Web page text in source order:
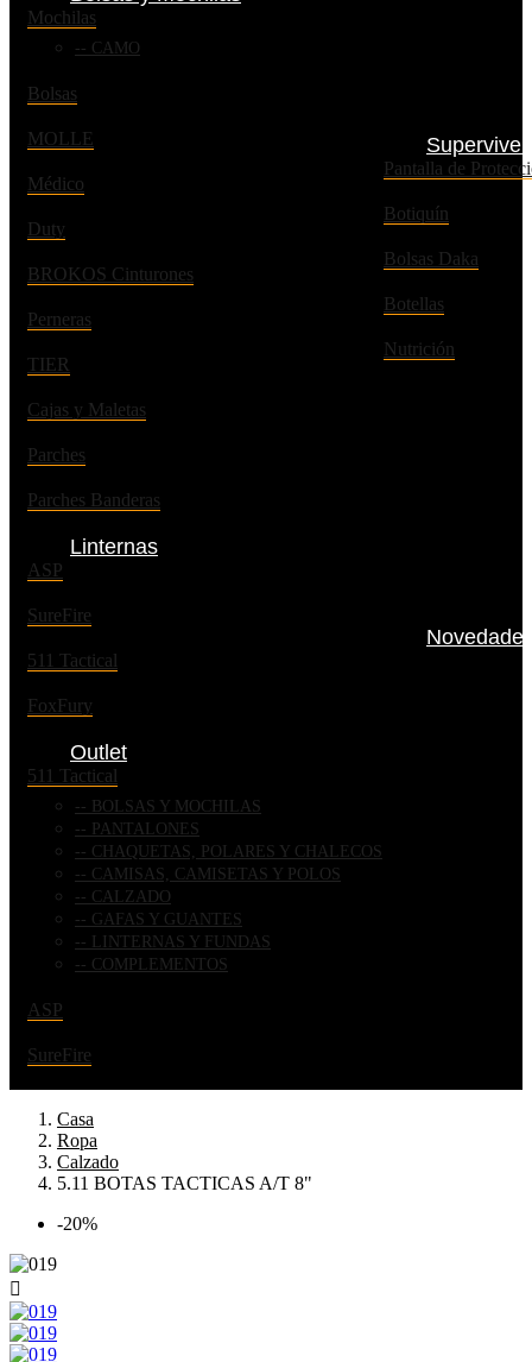
Mochilas
CAMO
Bolsas
MOLLE
Médico
Duty
BROKOS Cinturones
Perneras
TIER
Cajas y Maletas
Parches
Parches Banderas
Pantalla de
Botiquín
Bolsas Daka
Botellas
Nutrición
Linternas
ASP
SureFire
511 Tactical
FoxFury
Outlet
511 Tactical
BOLSAS Y MOCHILAS
PANTALONES
CHAQUETAS, POLARES Y CHALECOS
CAMISAS, CAMISETAS Y POLOS
CALZADO
GAFAS Y GUANTES
LINTERNAS Y FUNDAS
COMPLEMENTOS
ASP
SureFire
Casa
Ropa
Calzado
5.11 BOTAS TACTICAS A/T 8"
-20%
